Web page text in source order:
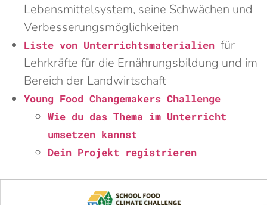
Lebensmittelsystem, seine Schwächen und
Verbesserungsmöglichkeiten
Liste von Unterrichtsmaterialien für
Lehrkräfte für die Ernährungsbildung und im
Bereich der Landwirtschaft
Young Food Changemakers Challenge
Wie du das Thema im Unterricht
umsetzen kannst
Dein Projekt registrieren